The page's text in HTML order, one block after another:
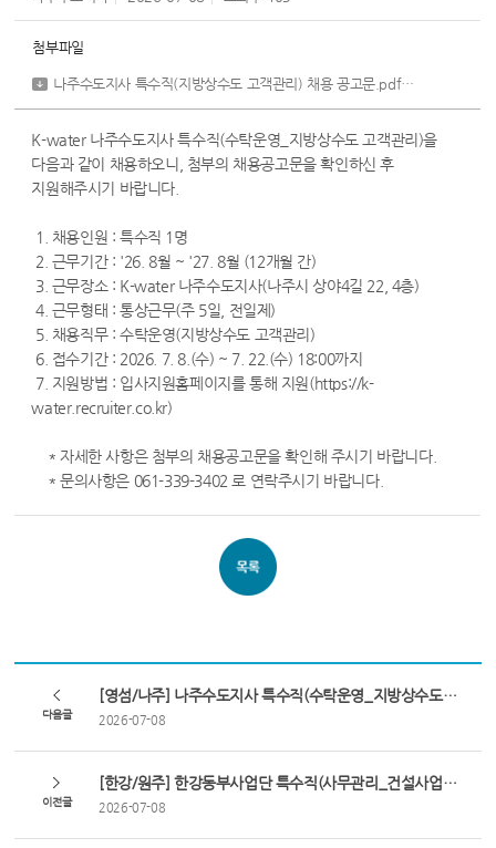
첨부파일
나주수도지사 특수직(지방상수도 고객관리) 채용 공고문.pdf [ 648,464
K-water 나주수도지사 특수직(수탁운영_지방상수도 고객관리)을
다음과 같이 채용하오니, 첨부의 채용공고문을 확인하신 후
지원해주시기 바랍니다.
1. 채용인원 : 특수직 1명
2. 근무기간 : '26. 8월 ~ '27. 8월 (12개월 간)
3. 근무장소 : K-water 나주수도지사(나주시 상야4길 22, 4층)
4. 근무형태 : 통상근무(주 5일, 전일제)
5. 채용직무 : 수탁운영(지방상수도 고객관리)
6. 접수기간 : 2026. 7. 8.(수) ~ 7. 22.(수) 18:00까지
7. 지원방법 : 입사지원홈페이지를 통해 지원(https://k-
water.recruiter.co.kr)
* 자세한 사항은 첨부의 채용공고문을 확인해 주시기 바랍니다.
* 문의사항은 061-339-3402 로 연락주시기 바랍니다.
다음글
[영섬/나주] 나주수도지사 특수직(수탁운영_지방상수도 시설운영) 채용 공고
2026-07-08
이전글
[한강/원주] 한강동부사업단 특수직(사무관리_건설사업_보상) 채용 공고
2026-07-08